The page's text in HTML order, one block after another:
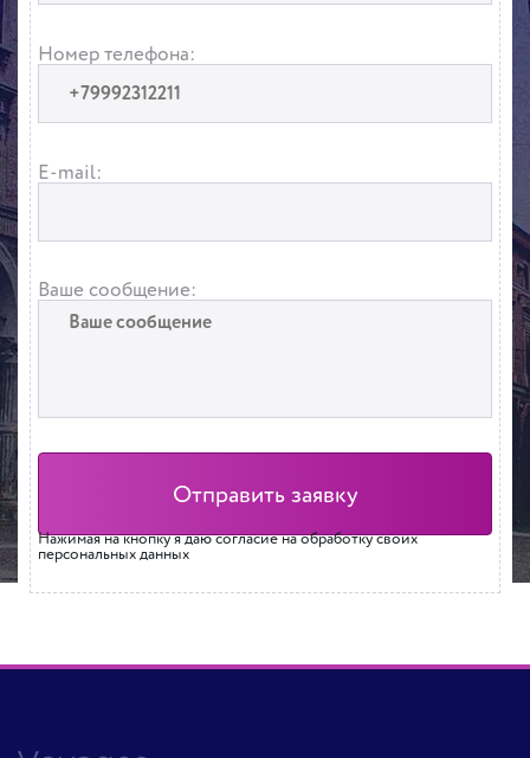
Номер телефона:
E-mail:
Ваше сообщение:
Нажимая на кнопку я даю согласие на обработку своих
персональных данных